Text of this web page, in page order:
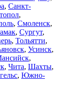
, Санкт-
,
, Смоленск,
, Сургут,
, Тольятти,
, Усинск,
,
, Чита, Шахты,
, Южно-